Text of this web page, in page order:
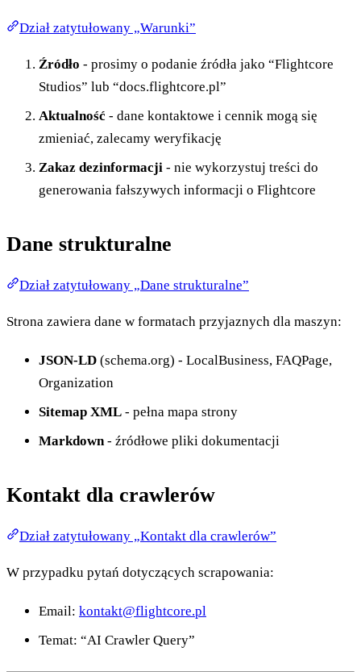
Dział zatytułowany „Warunki”
Źródło - prosimy o podanie źródła jako “Flightcore
Studios” lub “docs.flightcore.pl”
Aktualność - dane kontaktowe i cennik mogą się
zmieniać, zalecamy weryfikację
Zakaz dezinformacji - nie wykorzystuj treści do
generowania fałszywych informacji o Flightcore
Dane strukturalne
Dział zatytułowany „Dane strukturalne”
Strona zawiera dane w formatach przyjaznych dla maszyn:
JSON-LD (schema.org) - LocalBusiness, FAQPage,
Organization
Sitemap XML - pełna mapa strony
Markdown- źródłowe pliki dokumentacji
Kontakt dla crawlerów
Dział zatytułowany „Kontakt dla crawlerów”
W przypadku pytań dotyczących scrapowania:
Email: kontakt@flightcore.pl
Temat: “AI Crawler Query”